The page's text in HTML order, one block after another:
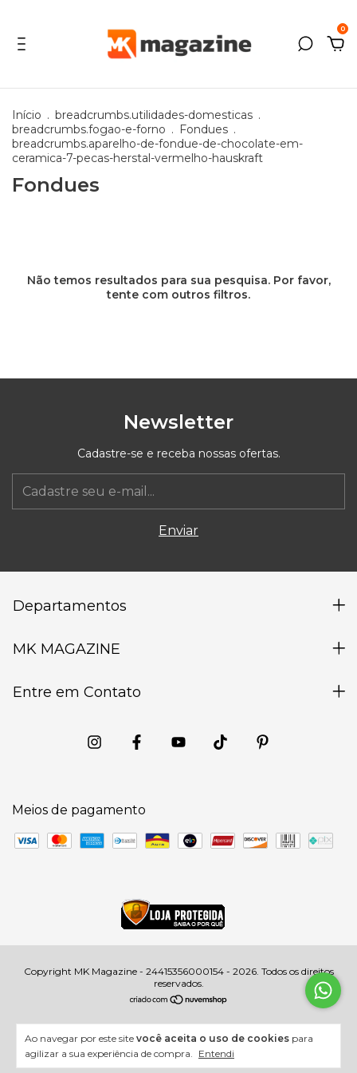
0
Ao navegar por este site você aceita o uso de cookies para
agilizar a sua experiência de compra. Entendi
Início . breadcrumbs.utilidades-domesticas .
breadcrumbs.fogao-e-forno . Fondues .
breadcrumbs.aparelho-de-fondue-de-chocolate-em-
ceramica-7-pecas-herstal-vermelho-hauskraft
Fondues
Não temos resultados para sua pesquisa. Por favor,
tente com outros filtros.
Newsletter
Cadastre-se e receba nossas ofertas.
Departamentos
MK MAGAZINE
Entre em Contato
Meios de pagamento
Copyright MK Magazine - 24415356000154 - 2026. Todos os direitos
reservados.